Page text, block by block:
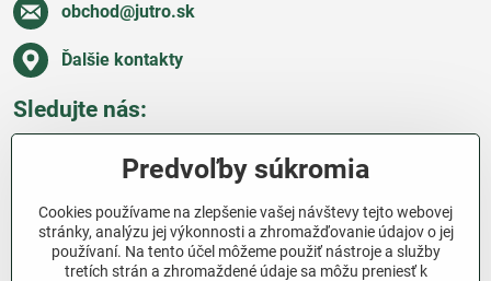
obchod​@jutro​.sk
Ďalšie kontakty
Sledujte nás:
Všetko o nákupe
Ďakujeme za podporu
Predvoľby súkromia
Cookies používame na zlepšenie vašej návštevy tejto webovej
stránky, analýzu jej výkonnosti a zhromažďovanie údajov o jej
používaní. Na tento účel môžeme použiť nástroje a služby
tretích strán a zhromaždené údaje sa môžu preniesť k